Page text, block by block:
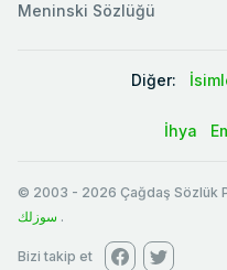
Meninski Sözlüğü
Diğer:
İhya
© 2003 - 2026 Çağdaş Sözlük
سوزلك .
Bizi takip et